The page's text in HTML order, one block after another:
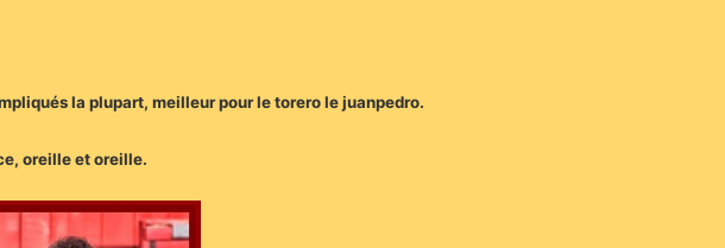
la plupart, meilleur pour le torero le juanpedro.
oreille et oreille.